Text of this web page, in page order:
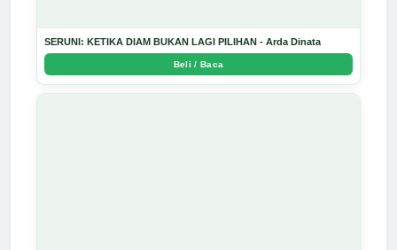
SERUNI: KETIKA DIAM BUKAN LAGI PILIHAN - Arda Dinata
Beli / Baca